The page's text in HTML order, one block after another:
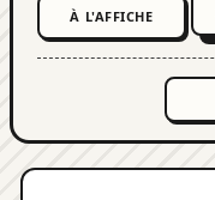
À L'AFFICHE